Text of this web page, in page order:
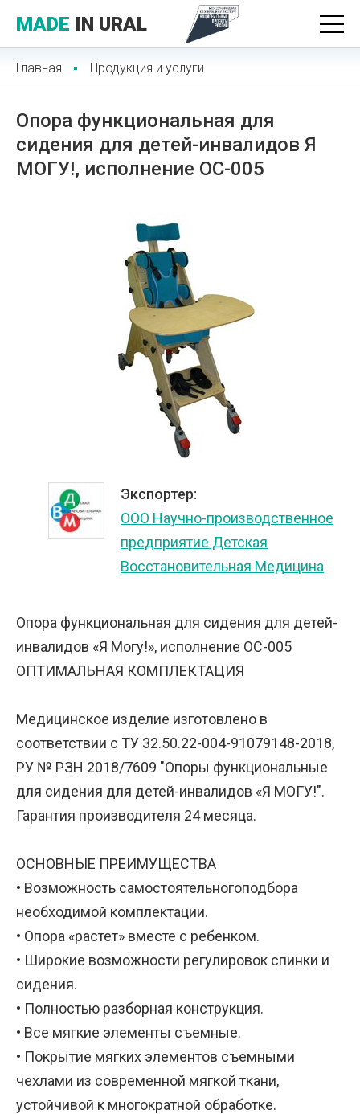
MADE IN URAL
Главная Продукция и услуги
Опора функциональная для
сидения для детей-инвалидов Я
МОГУ!, исполнение ОС-005
Экспортер:
ООО Научно-производственное
предприятие Детская
Восстановительная Медицина
Опора функциональная для сидения для детей-
инвалидов «Я Могу!», исполнение ОС-005
ОПТИМАЛЬНАЯ КОМПЛЕКТАЦИЯ
Медицинское изделие изготовлено в
соответствии с ТУ 32.50.22-004-91079148-2018,
РУ № РЗН 2018/7609 "Опоры функциональные
для сидения для детей-инвалидов «Я МОГУ!".
Гарантия производителя 24 месяца.
ОСНОВНЫЕ ПРЕИМУЩЕСТВА
• Возможность самостоятельногоподбора
необходимой комплектации.
• Опора «растет» вместе с ребенком.
• Широкие возможности регулировок спинки и
сидения.
• Полностью разборная конструкция.
• Все мягкие элементы съемные.
• Покрытие мягких элементов съемными
чехлами из современной мягкой ткани,
устойчивой к многократной обработке.